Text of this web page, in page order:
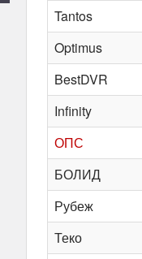
Tantos
Optimus
BestDVR
Infinity
ОПС
БОЛИД
Рубеж
Теко